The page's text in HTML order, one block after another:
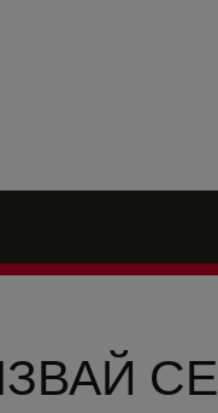
СЕ